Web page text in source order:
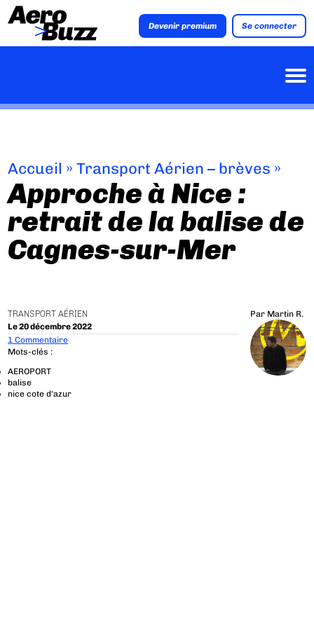
Devenir premium Se connecter
Accueil »Transport Aérien – brèves »
Approche à Nice :
retrait de la balise de
Cagnes-sur-Mer
TRANSPORT AÉRIEN
Le 20 décembre 2022
Par Martin R.
1 Commentaire
Mots-clés :
AEROPORT
balise
nice cote d'azur